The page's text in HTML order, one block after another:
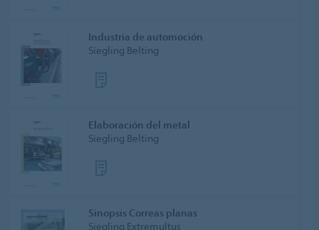
Industria de automoción
Siegling Belting
Elaboración del metal
Siegling Belting
Sinopsis Correas planas
Siegling Extremultus